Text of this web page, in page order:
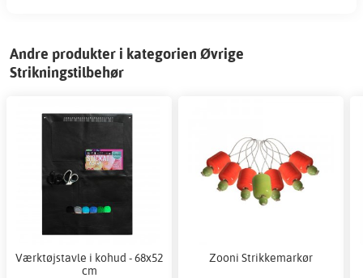
Andre produkter i kategorien Øvrige
Strikningstilbehør
Værktøjstavle i kohud - 68x52
cm
Zooni Strikkemarkør